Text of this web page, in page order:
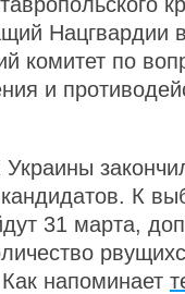
Нацгвардии
комитет по
и
К
31 марта,
напоминает